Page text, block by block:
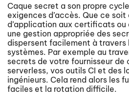
Caque secret a son propre
exigences d’accès. Que ce
d’application aux certificats ou
une gestion appropriée des
dispersent facilement à travers
systèmes. Par exemple au
secrets de votre fournisseur de
serverless, vos outils CI et des
ingénieurs. Cela rend alors les
faciles et la rotation difficile.